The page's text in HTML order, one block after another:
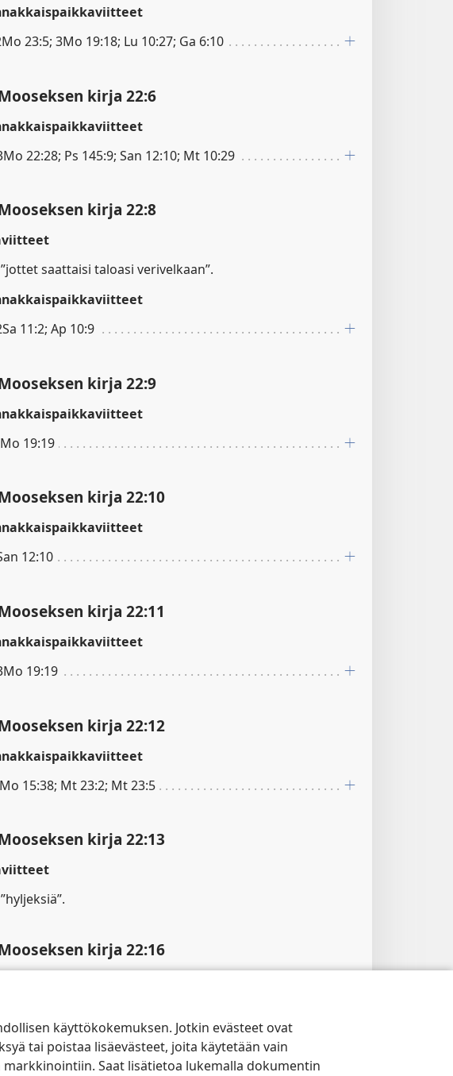
käyttökokemuksen. Jotkin evästeet ovat
tai poistaa lisäevästeet, joita käytetään vain
Saat lisätietoa lukemalla dokumentin
23:5; 3Mo 19:18; Lu 10:27; Ga 6:10
kirja 22:6
22:28; Ps 145:9; San 12:10; Mt 10:29
kirja 22:8
saattaisi taloasi verivelkaan”.
11:2; Ap 10:9
kirja 22:9
19:19
kirja 22:10
12:10
kirja 22:11
19:19
kirja 22:12
15:38; Mt 23:2; Mt 23:5
kirja 22:13
kirja 22:16
kirja 22:18